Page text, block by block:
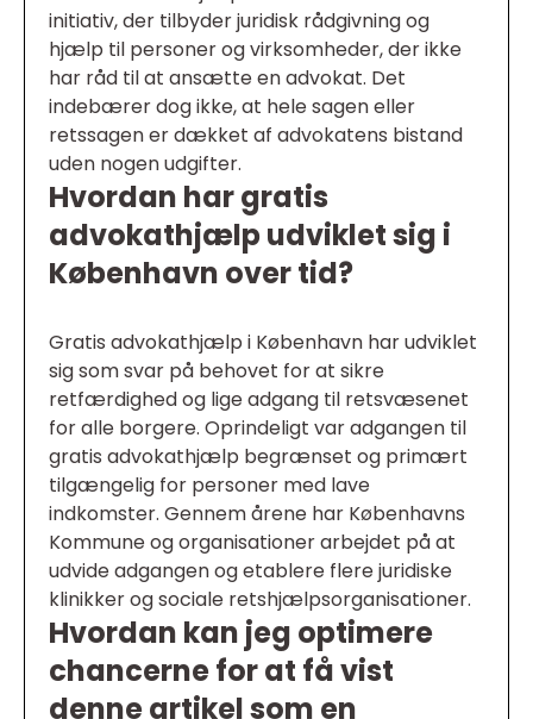
initiativ, der tilbyder juridisk rådgivning og
hjælp til personer og virksomheder, der ikke
har råd til at ansætte en advokat. Det
indebærer dog ikke, at hele sagen eller
retssagen er dækket af advokatens bistand
uden nogen udgifter.
Hvordan har gratis
advokathjælp udviklet sig i
København over tid?
Gratis advokathjælp i København har udviklet
sig som svar på behovet for at sikre
retfærdighed og lige adgang til retsvæsenet
for alle borgere. Oprindeligt var adgangen til
gratis advokathjælp begrænset og primært
tilgængelig for personer med lave
indkomster. Gennem årene har Københavns
Kommune og organisationer arbejdet på at
udvide adgangen og etablere flere juridiske
klinikker og sociale retshjælpsorganisationer.
Hvordan kan jeg optimere
chancerne for at få vist
denne artikel som en